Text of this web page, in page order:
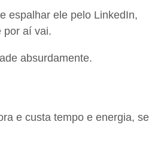
espalhar ele pelo LinkedIn,
por aí vai.
absurdamente.
e custa tempo e energia, se